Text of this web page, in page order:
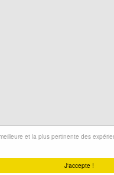
J'accepte !
et la plus pertinente des